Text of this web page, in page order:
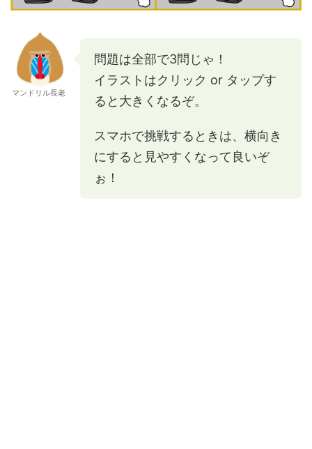
マンドリル長老
問題は全部で3問じゃ！
イラストはクリック or タップす
ると大きくなるぞ。
スマホで挑戦するときは、横向き
にすると見やすくなって良いぞ
ぉ！